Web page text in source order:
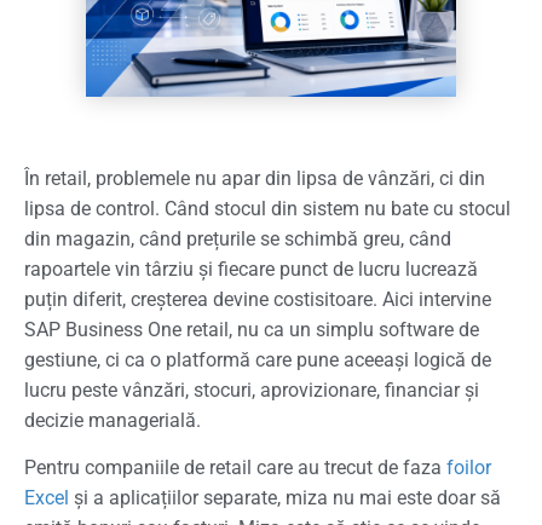
În retail, problemele nu apar din lipsa de vânzări, ci din
lipsa de control. Când stocul din sistem nu bate cu stocul
din magazin, când prețurile se schimbă greu, când
rapoartele vin târziu și fiecare punct de lucru lucrează
puțin diferit, creșterea devine costisitoare. Aici intervine
SAP Business One retail, nu ca un simplu software de
gestiune, ci ca o platformă care pune aceeași logică de
lucru peste vânzări, stocuri, aprovizionare, financiar și
decizie managerială.
Pentru companiile de retail care au trecut de faza foilor
Excel și a aplicațiilor separate, miza nu mai este doar să